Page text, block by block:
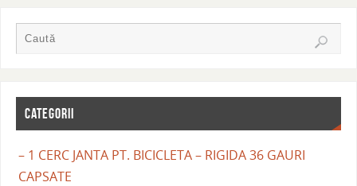
CATEGORII
– 1 CERC JANTA PT. BICICLETA – RIGIDA 36 GAURI
CAPSATE